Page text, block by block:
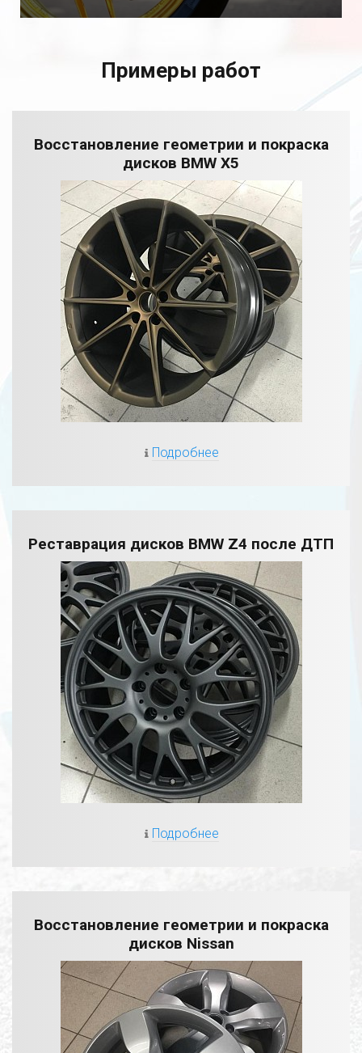
Примеры работ
Восстановление геометрии и покраска
дисков BMW X5
Подробнее
Реставрация дисков BMW Z4 после ДТП
Подробнее
Восстановление геометрии и покраска
дисков Nissan